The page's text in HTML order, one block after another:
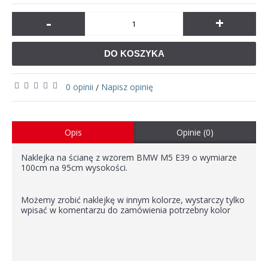
- +
DO KOSZYKA
0 opinii / Napisz opinię
Opis Opinie (0)
Naklejka na ścianę z wzorem BMW M5 E39 o wymiarze
100cm na 95cm wysokości.
Możemy zrobić naklejkę w innym kolorze, wystarczy tylko
wpisać w komentarzu do zamówienia potrzebny kolor